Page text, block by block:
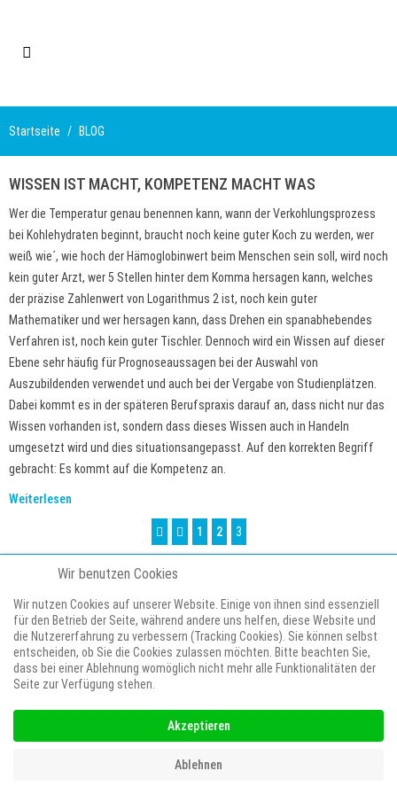
Startseite BLOG
WISSEN IST MACHT, KOMPETENZ MACHT WAS
Wer die Temperatur genau benennen kann, wann der Verkohlungsprozess
bei Kohlehydraten beginnt, braucht noch keine guter Koch zu werden, wer
weiß wie´, wie hoch der Hämoglobinwert beim Menschen sein soll, wird noch
kein guter Arzt, wer 5 Stellen hinter dem Komma hersagen kann, welches
der präzise Zahlenwert von Logarithmus 2 ist, noch kein guter
Mathematiker und wer hersagen kann, dass Drehen ein spanabhebendes
Verfahren ist, noch kein guter Tischler. Dennoch wird ein Wissen auf dieser
Ebene sehr häufig für Prognoseaussagen bei der Auswahl von
Auszubildenden verwendet und auch bei der Vergabe von Studienplätzen.
Dabei kommt es in der späteren Berufspraxis darauf an, dass nicht nur das
Wissen vorhanden ist, sondern dass dieses Wissen auch in Handeln
umgesetzt wird und dies situationsangepasst. Auf den korrekten Begriff
gebracht: Es kommt auf die Kompetenz an.
Weiterlesen
1 2 3
COPYRIGHT (C) 2020 HANDLUNGS-COACHING BY PROF. DR. LOTHAR SCHÄFFNER,
ALLE RECHTE VORBEHALTEN.
IMPRESSUM
DATENSCHUTZERKLAERUNG
Wir benutzen Cookies
Wir nutzen Cookies auf unserer Website. Einige von ihnen sind essenziell
für den Betrieb der Seite, während andere uns helfen, diese Website und
die Nutzererfahrung zu verbessern (Tracking Cookies). Sie können selbst
entscheiden, ob Sie die Cookies zulassen möchten. Bitte beachten Sie,
dass bei einer Ablehnung womöglich nicht mehr alle Funktionalitäten der
Seite zur Verfügung stehen.
Akzeptieren
Ablehnen